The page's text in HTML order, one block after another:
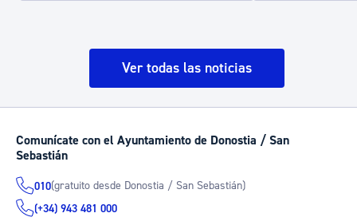
Ver todas las noticias
Comunícate con el Ayuntamiento de Donostia / San
Sebastián
010(gratuito desde Donostia / San Sebastián)
(+34) 943 481 000